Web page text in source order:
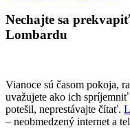
Nechajte sa
Lombardu
Vianoce sú časom pokoja,
uvažujete ako ich
potešil, neprestávajte čítať.
– neobmedzený internet a